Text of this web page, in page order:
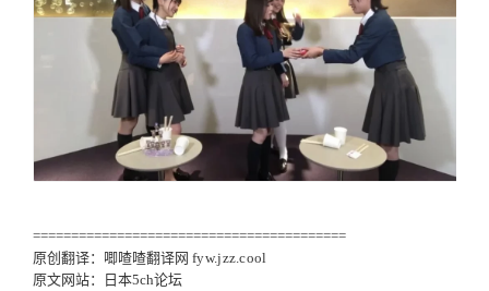
=========================================
原创翻译：唧喳喳翻译网 fyw.jzz.cool
原文网站：日本5ch论坛